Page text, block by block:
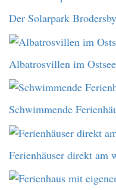
Der Solarpark Brodersby
Albatrosvillen im
Schwimmende
Ferienhäuser direkt am